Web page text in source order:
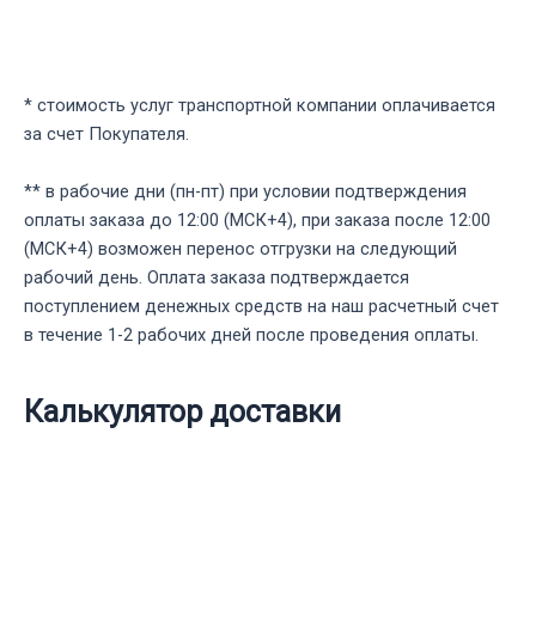
* стоимость услуг транспортной компании оплачивается
за счет Покупателя.
** в рабочие дни (пн-пт) при условии подтверждения
оплаты заказа до 12:00 (МСК+4), при заказа после 12:00
(МСК+4) возможен перенос отгрузки на следующий
рабочий день. Оплата заказа подтверждается
поступлением денежных средств на наш расчетный счет
в течение 1-2 рабочих дней после проведения оплаты.
Калькулятор доставки